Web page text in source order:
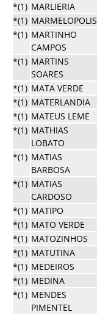
*(1) MARLIERIA
*(1) MARMELOPOLIS
*(1) MARTINHO
CAMPOS
*(1) MARTINS
SOARES
*(1) MATA VERDE
*(1) MATERLANDIA
*(1) MATEUS LEME
*(1) MATHIAS
LOBATO
*(1) MATIAS
BARBOSA
*(1) MATIAS
CARDOSO
*(1) MATIPO
*(1) MATO VERDE
*(1) MATOZINHOS
*(1) MATUTINA
*(1) MEDEIROS
*(1) MEDINA
*(1) MENDES
PIMENTEL